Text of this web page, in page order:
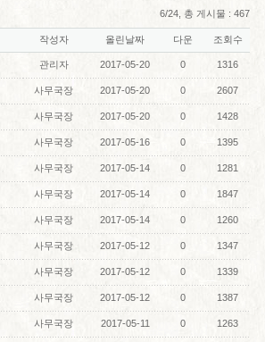
6/24, 총 게시물 : 467
작성자 올린날짜 다운 조회수
관리자 2017-05-20 0 1316
사무국장 2017-05-20 0 2607
사무국장 2017-05-20 0 1428
사무국장 2017-05-16 0 1395
사무국장 2017-05-14 0 1281
사무국장 2017-05-14 0 1847
사무국장 2017-05-14 0 1260
사무국장 2017-05-12 0 1347
사무국장 2017-05-12 0 1339
사무국장 2017-05-12 0 1387
사무국장 2017-05-11 0 1263